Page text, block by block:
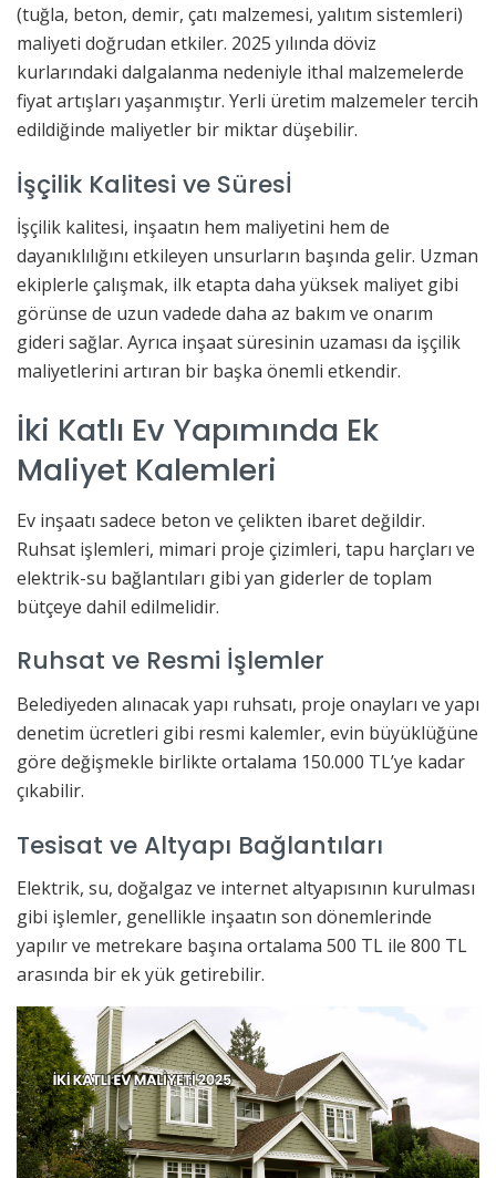
(tuğla, beton, demir, çatı malzemesi, yalıtım sistemleri)
maliyeti doğrudan etkiler. 2025 yılında döviz
kurlarındaki dalgalanma nedeniyle ithal malzemelerde
fiyat artışları yaşanmıştır. Yerli üretim malzemeler tercih
edildiğinde maliyetler bir miktar düşebilir.
İşçilik Kalitesi ve Süresİ
İşçilik kalitesi, inşaatın hem maliyetini hem de
dayanıklılığını etkileyen unsurların başında gelir. Uzman
ekiplerle çalışmak, ilk etapta daha yüksek maliyet gibi
görünse de uzun vadede daha az bakım ve onarım
gideri sağlar. Ayrıca inşaat süresinin uzaması da işçilik
maliyetlerini artıran bir başka önemli etkendir.
İki Katlı Ev Yapımında Ek
Maliyet Kalemleri
Ev inşaatı sadece beton ve çelikten ibaret değildir.
Ruhsat işlemleri, mimari proje çizimleri, tapu harçları ve
elektrik-su bağlantıları gibi yan giderler de toplam
bütçeye dahil edilmelidir.
Ruhsat ve Resmi İşlemler
Belediyeden alınacak yapı ruhsatı, proje onayları ve yapı
denetim ücretleri gibi resmi kalemler, evin büyüklüğüne
göre değişmekle birlikte ortalama 150.000 TL’ye kadar
çıkabilir.
Tesisat ve Altyapı Bağlantıları
Elektrik, su, doğalgaz ve internet altyapısının kurulması
gibi işlemler, genellikle inşaatın son dönemlerinde
yapılır ve metrekare başına ortalama 500 TL ile 800 TL
arasında bir ek yük getirebilir.